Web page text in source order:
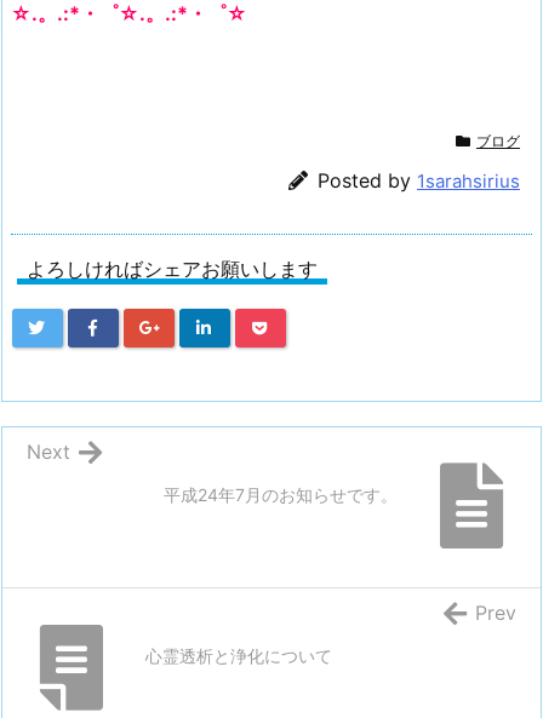
☆.。.:*・゜☆.。.:*・゜☆
ブログ
Posted by 1sarahsirius
よろしければシェアお願いします
平成24年7月のお知らせです。
Next
心霊透析と浄化について
Prev